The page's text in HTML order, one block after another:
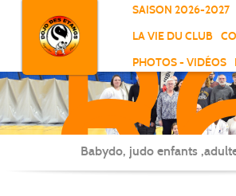
SAISON 2026-2027
LA VIE DU CLUB
PHOTOS - VIDÉOS
Babydo, judo enfants
Panneau de gestion des cookies